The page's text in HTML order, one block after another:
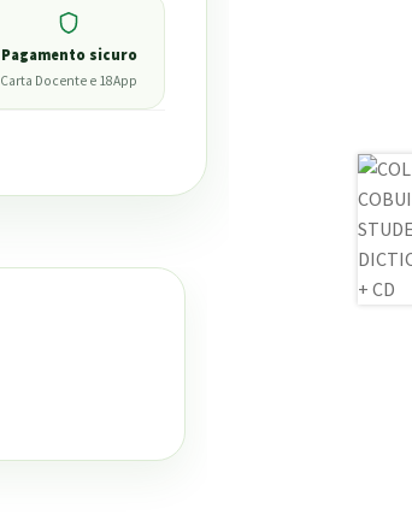
Pagamento sicuro
Carta Docente e 18App